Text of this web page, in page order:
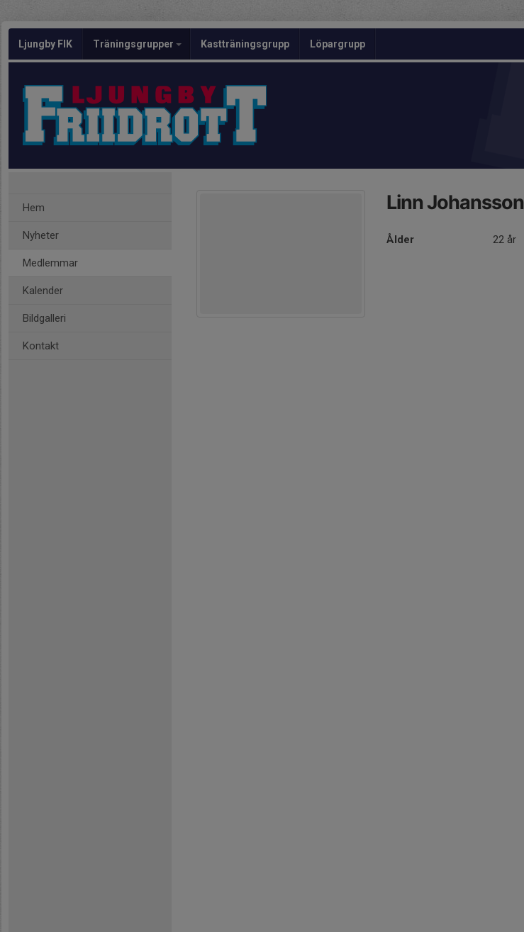
Ljungby FIK Träningsgrupper Kastträningsgrupp Löpargrupp
Hem
Nyheter
Medlemmar
Kalender
Bildgalleri
Kontakt
Linn Johansson
Ålder 22 år